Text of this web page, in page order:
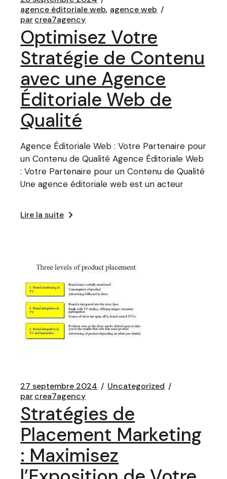
agence éditoriale web agence web
parcrea7agency
Optimisez Votre
Stratégie de Contenu
avec une Agence
Éditoriale Web de
Qualité
Agence Éditoriale Web : Votre Partenaire pour
un Contenu de Qualité Agence Éditoriale Web
: Votre Partenaire pour un Contenu de Qualité
Une agence éditoriale web est un acteur
Lire la suite
27 septembre 2024
Uncategorized
parcrea7agency
Stratégies de
Placement Marketing
: Maximisez